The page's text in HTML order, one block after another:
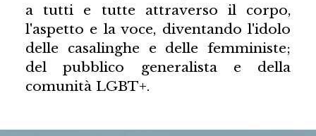
a tutti e tutte attraverso il corpo,
l'aspetto e la voce, diventando l'idolo
delle casalinghe e delle femministe;
del pubblico generalista e della
comunità LGBT+.